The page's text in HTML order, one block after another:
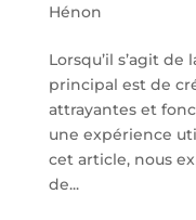
Hénon
Lorsqu’il s’agit
principal est de
attrayantes et
une expérience
cet article, nous
de...